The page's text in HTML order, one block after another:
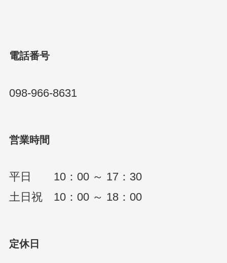
電話番号
098-966-8631
営業時間
平日 10：00 ～ 17：30
土日祝 10：00 ～ 18：00
定休日